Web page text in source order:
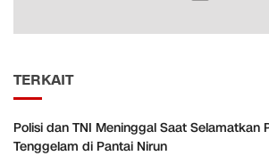
TERKAIT
Polisi dan TNI Meninggal Saat Selamatkan
Tenggelam di Pantai Nirun